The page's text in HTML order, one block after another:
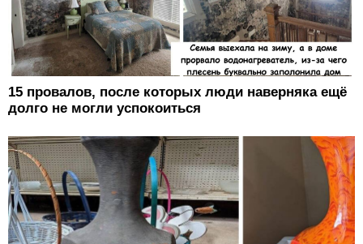
15 провалов, после которых люди наверняка ещё
долго не могли успокоиться